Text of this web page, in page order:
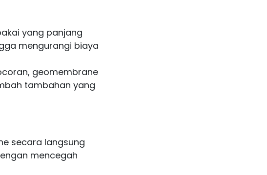
yang panjang
mengurangi biaya
geomembrane
tambahan yang
secara langsung
mencegah